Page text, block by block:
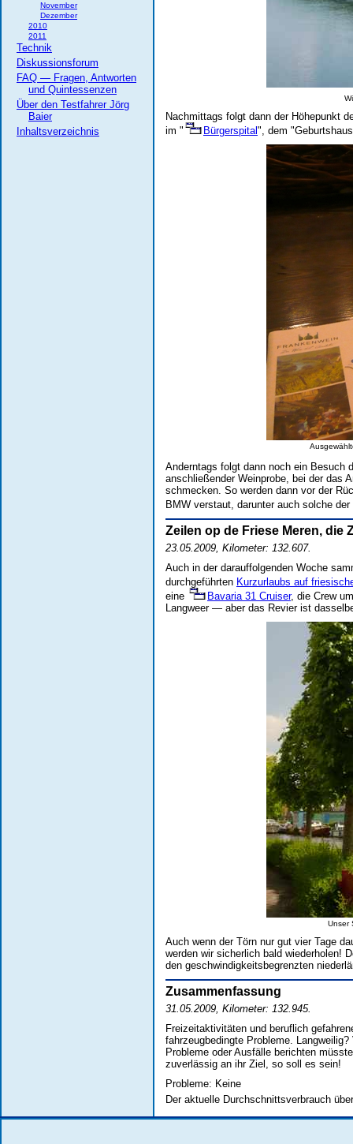
November
Dezember
2010
2011
Technik
Diskussionsforum
FAQ — Fragen, Antworten
und Quintessenzen
Über den Testfahrer Jörg
Baier
Inhaltsverzeichnis
Nachmittags folgt dann der Höhepunkt
im "
Bürgerspital", dem
Anderntags folgt dann noch ein Besuch
anschließender Weinprobe, bei der das
schmecken. So werden dann vor der
BMW verstaut, darunter auch solche der
Zeilen op de Friese Meren, die
23.05.2009, Kilometer: 132.607.
Auch in der darauffolgenden Woche
durchgeführten Kurzurlaubs auf
eine
Bavaria 31 Cruiser, die Crew
Langweer — aber das Revier ist
Unser
Auch wenn der Törn nur gut vier Tage
werden wir sicherlich bald wiederholen!
den geschwindigkeitsbegrenzten
Zusammenfassung
31.05.2009, Kilometer: 132.945.
Freizeitaktivitäten und beruflich
fahrzeugbedingte Probleme.
Probleme oder Ausfälle berichten
zuverlässig an ihr Ziel, so soll es sein!
Probleme: Keine
Der aktuelle Durchschnittsverbrauch